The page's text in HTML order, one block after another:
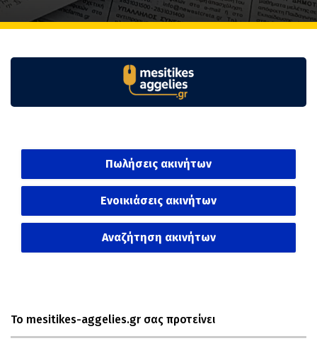
Πωλήσεις ακινήτων
Ενοικιάσεις ακινήτων
Αναζήτηση ακινήτων
Το mesitikes-aggelies.gr σας προτείνει